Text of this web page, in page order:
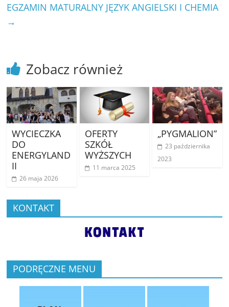
EGZAMIN MATURALNY JĘZYK ANGIELSKI I CHEMIA
→
Zobacz również
WYCIECZKA
DO
ENERGYLAND
II
26 maja 2026
OFERTY
SZKÓŁ
WYŻSZYCH
11 marca 2025
„PYGMALION”
23 października
2023
KONTAKT
PODRĘCZNE MENU